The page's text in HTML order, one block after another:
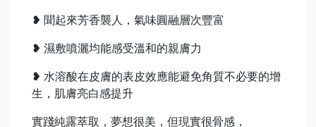
❥ 聞起來芳香襲人，氣味圓融層次豐富
❥ 濕敷噴灑均能感受溫和的親膚力
❥ 水溶酸在皮膚的表皮效應能避免角質不必要的增
生，肌膚亮白感提升
實踐純露萃取，夢想很美，但現實很骨感，